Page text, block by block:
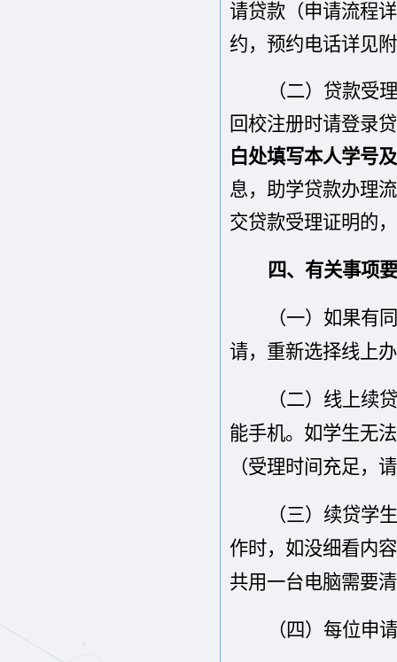
请贷款 （申请流程
约，预约电话详见
（二） 贷款受
回校注册时请登录
白处填写本人学号及
息，助学贷款办理
交贷款受理证明的
四、有关事项
（一） 如果有
请，重新选择线上
（二） 线上续
能手机。如学生无
（受理时间充足，
（三） 续贷学
作时，如没细看内
共用一台电脑需要
（ 四 ） 每位申